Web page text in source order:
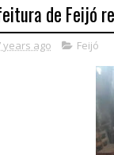
de Feijó
years ago Feijó